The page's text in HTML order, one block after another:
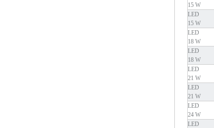
15 W
LED
15 W
LED
18 W
LED
18 W
LED
21 W
LED
21 W
LED
24 W
LED